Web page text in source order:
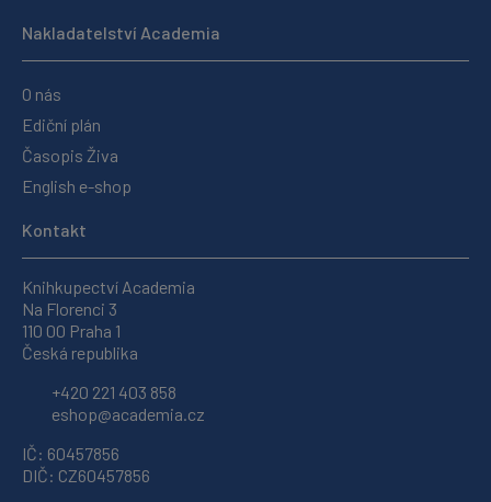
Nakladatelství Academia
O nás
Ediční plán
Časopis Živa
English e-shop
Kontakt
Knihkupectví Academia
Na Florenci 3
110 00 Praha 1
Česká republika
+420 221 403 858
eshop@academia.cz
IČ: 60457856
DIČ: CZ60457856